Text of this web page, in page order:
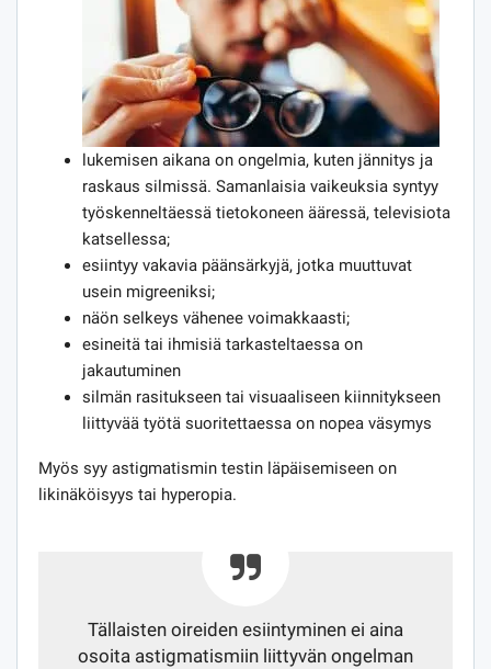
lukemisen aikana on ongelmia, kuten jännitys ja
raskaus silmissä. Samanlaisia ​​vaikeuksia syntyy
työskenneltäessä tietokoneen ääressä, televisiota
katsellessa;
esiintyy vakavia päänsärkyjä, jotka muuttuvat
usein migreeniksi;
näön selkeys vähenee voimakkaasti;
esineitä tai ihmisiä tarkasteltaessa on
jakautuminen
silmän rasitukseen tai visuaaliseen kiinnitykseen
liittyvää työtä suoritettaessa on nopea väsymys
Myös syy astigmatismin testin läpäisemiseen on
likinäköisyys tai hyperopia.
Tällaisten oireiden esiintyminen ei aina
osoita astigmatismiin liittyvän ongelman